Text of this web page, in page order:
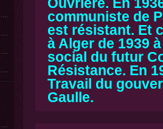
communiste de
est résistant. Et
à Alger de 1939
social du futur
Résistance. En
Travail du
Gaulle.